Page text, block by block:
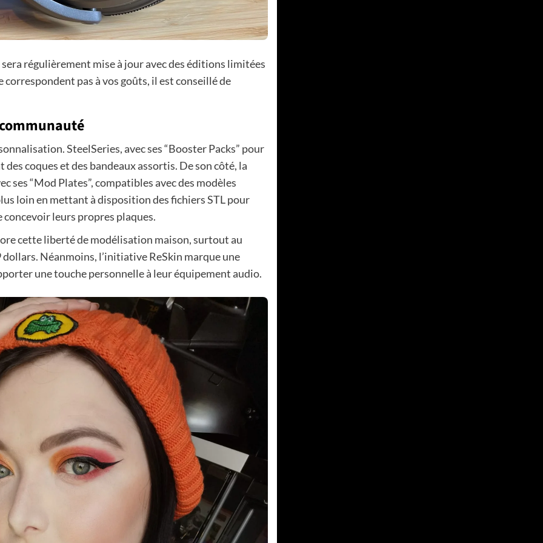
régulièrement mise à jour avec des éditions limitées
pas à vos goûts, il est conseillé de
SteelSeries, avec ses “Booster Packs” pour
coques et des bandeaux assortis. De son côté, la
ses “Mod Plates”, compatibles avec des modèles
loin en mettant à disposition des fichiers STL pour
leurs propres plaques.
cette liberté de modélisation maison, surtout au
Néanmoins, l’initiative ReSkin marque une
une touche personnelle à leur équipement audio.
et
le
cap
dollars